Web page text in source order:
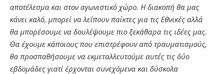
αποτέλεσμα και στον αγωνιστικό χώρο. Η διακοπή θα μας
κάνει καλό, μπορεί να λείπουν παίκτες για τις Εθνικές αλλά
θα μπορέσουμε να δουλέψουμε πιο ξεκάθαρα τις ιδέες μας.
Θα έχουμε κάποιους που επιστρέφουν από τραυματισμούς,
θα προσπαθήσουμε να εκμεταλλευτούμε αυτές τις δύο
εβδομάδες γιατί έρχονται συνεχόμενα και δύσκολα